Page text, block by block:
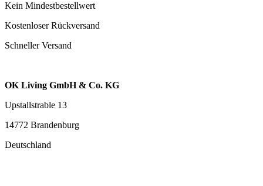
Kein Mindestbestellwert
Kostenloser Rückversand
Schneller Versand
OK Living GmbH & Co. KG
Upstallstrable 13
14772 Brandenburg
Deutschland